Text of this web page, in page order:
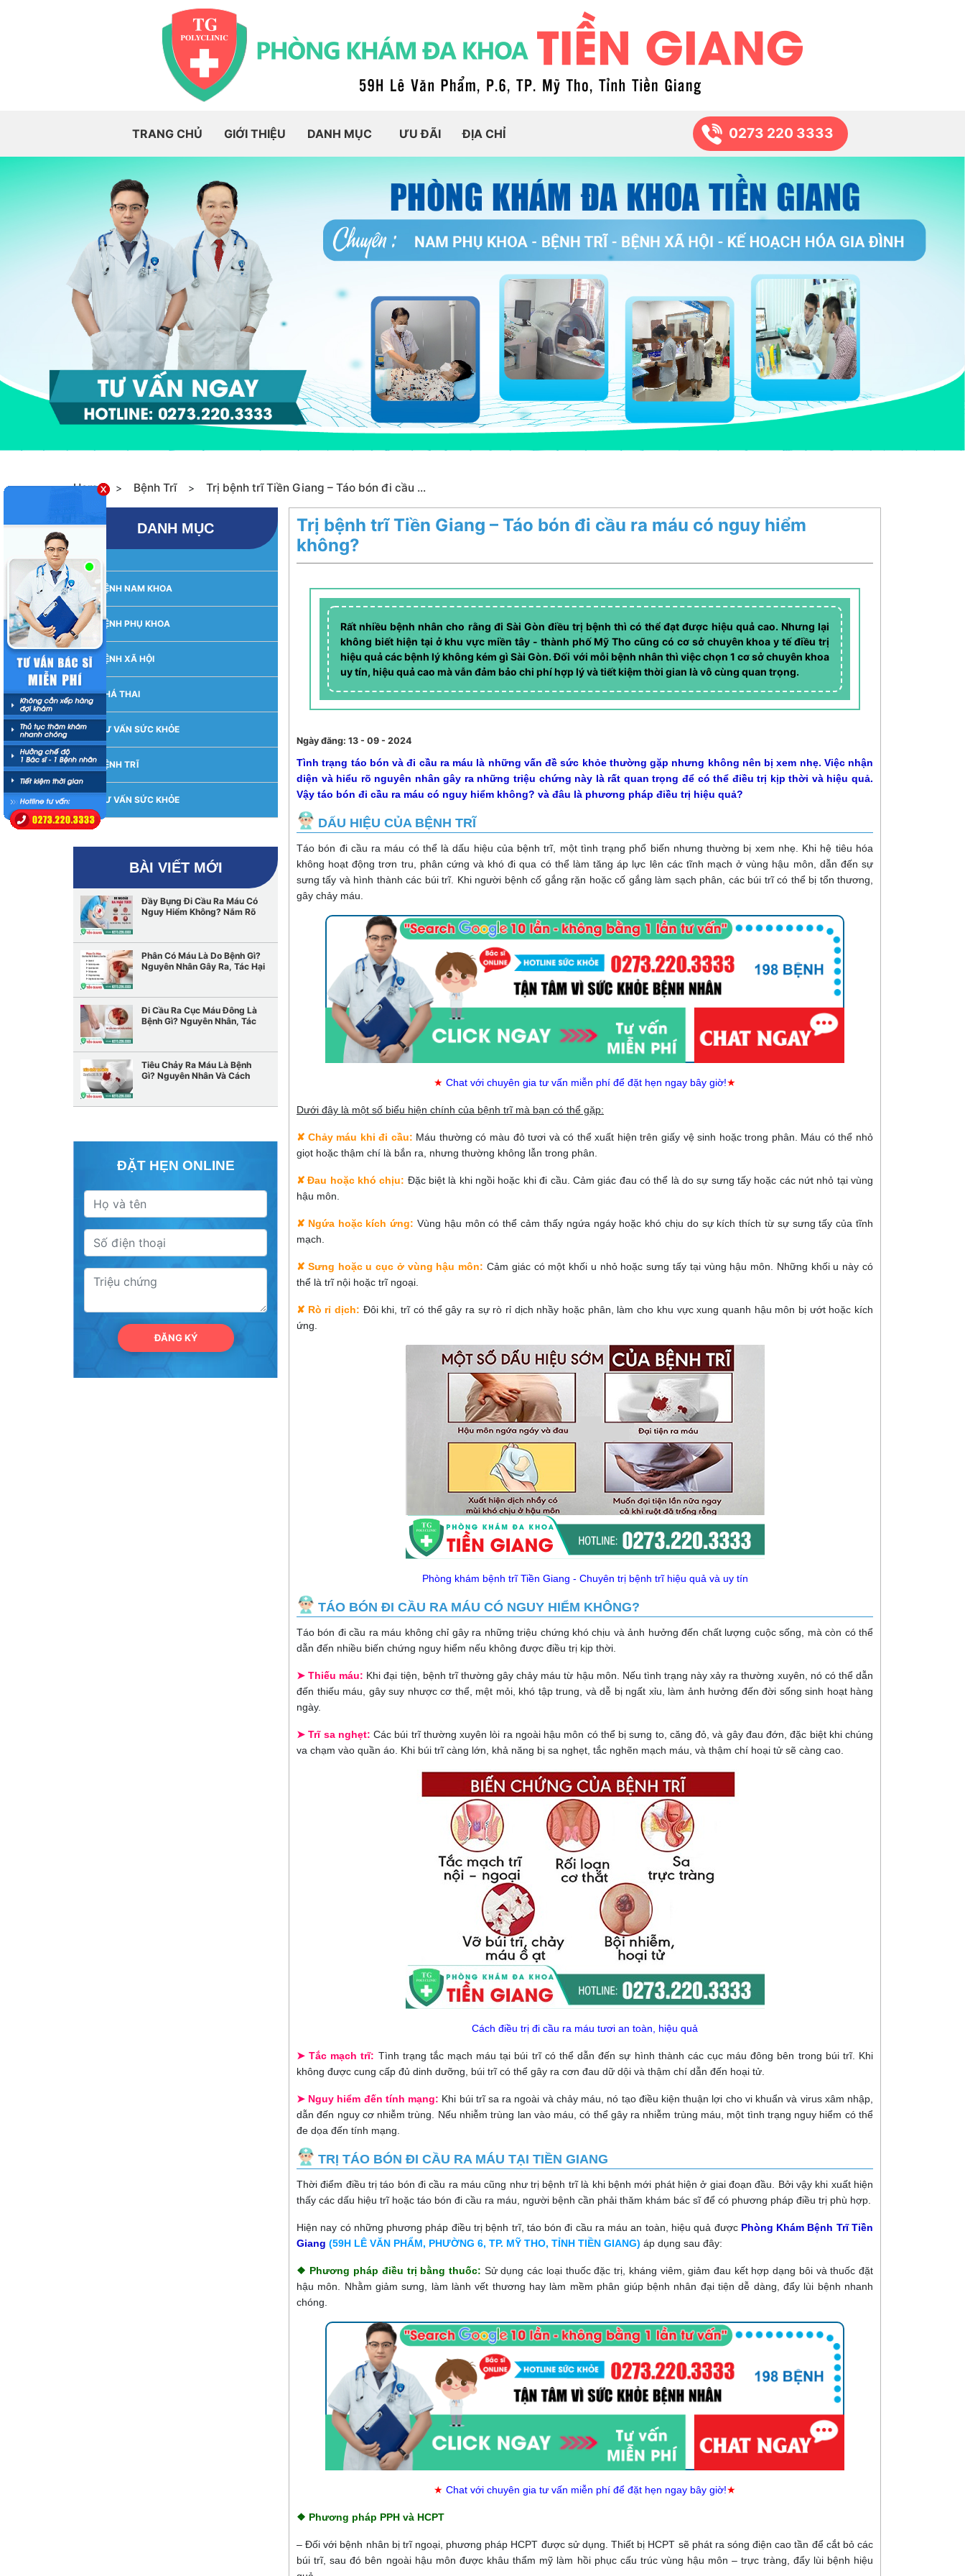
TRANG CHỦ GIỚI THIỆU DANH MỤC ƯU ĐÃI ĐỊA CHỈ 0273 220 3333
Home > Bệnh Trĩ > Trị bệnh trĩ Tiền Giang – Táo bón đi cầu ...
DANH MỤC
BỆNH NAM KHOA
BỆNH PHỤ KHOA
BỆNH XÃ HỘI
PHÁ THAI
TƯ VẤN SỨC KHỎE
BỆNH TRĨ
TƯ VẤN SỨC KHỎE
BÀI VIẾT MỚI
Đầy Bụng Đi Cầu Ra Máu Có
Nguy Hiểm Không? Nắm Rõ
Phân Có Máu Là Do Bệnh Gì?
Nguyên Nhân Gây Ra, Tác Hại
Đi Cầu Ra Cục Máu Đông Là
Bệnh Gì? Nguyên Nhân, Tác
Tiêu Chảy Ra Máu Là Bệnh
Gì? Nguyên Nhân Và Cách
ĐẶT HẸN ONLINE
ĐĂNG KÝ
Trị bệnh trĩ Tiền Giang – Táo bón đi cầu ra máu có nguy hiểm
không?
Rất nhiều bệnh nhân cho rằng đi Sài Gòn điều trị bệnh thì có thể đạt được hiệu quả cao. Nhưng lại
không biết hiện tại ở khu vực miền tây - thành phố Mỹ Tho cũng có cơ sở chuyên khoa y tế điều trị
hiệu quả các bệnh lý không kém gì Sài Gòn. Đối với mỗi bệnh nhân thì việc chọn 1 cơ sở chuyên khoa
uy tín, hiệu quả cao mà vẫn đảm bảo chi phí hợp lý và tiết kiệm thời gian là vô cùng quan trọng.
Ngày đăng: 13 - 09 - 2024
Tình trạng táo bón và đi cầu ra máu là những vấn đề sức khỏe thường gặp nhưng không nên bị xem nhẹ. Việc nhận
diện và hiểu rõ nguyên nhân gây ra những triệu chứng này là rất quan trọng để có thể điều trị kịp thời và hiệu quả.
Vậy táo bón đi cầu ra máu có nguy hiểm không? và đâu là phương pháp điều trị hiệu quả?
DẤU HIỆU CỦA BỆNH TRĨ
Táo bón đi cầu ra máu có thể là dấu hiệu của bệnh trĩ, một tình trạng phổ biến nhưng thường bị xem nhẹ. Khi hệ tiêu hóa
không hoạt động trơn tru, phân cứng và khó đi qua có thể làm tăng áp lực lên các tĩnh mạch ở vùng hậu môn, dẫn đến sự
sưng tấy và hình thành các búi trĩ. Khi người bệnh cố gắng rặn hoặc cố gắng làm sạch phân, các búi trĩ có thể bị tổn thương,
gây chảy máu.
★ Chat với chuyên gia tư vấn miễn phí để đặt hẹn ngay bây giờ!★
Dưới đây là một số biểu hiện chính của bệnh trĩ mà bạn có thể gặp:
✘ Chảy máu khi đi cầu: Máu thường có màu đỏ tươi và có thể xuất hiện trên giấy vệ sinh hoặc trong phân. Máu có thể nhỏ
giọt hoặc thậm chí là bắn ra, nhưng thường không lẫn trong phân.
✘Đau hoặc khó chịu: Đặc biệt là khi ngồi hoặc khi đi cầu. Cảm giác đau có thể là do sự sưng tấy hoặc các nứt nhỏ tại vùng
hậu môn.
✘ Ngứa hoặc kích ứng:Vùng hậu môn có thể cảm thấy ngứa ngáy hoặc khó chịu do sự kích thích từ sự sưng tấy của tĩnh
mạch.
✘ Sưng hoặc u cục ở vùng hậu môn:Cảm giác có một khối u nhỏ hoặc sưng tấy tại vùng hậu môn. Những khối u này có
thể là trĩ nội hoặc trĩ ngoại.
✘ Rò rỉ dịch: Đôi khi, trĩ có thể gây ra sự rò rỉ dịch nhầy hoặc phân, làm cho khu vực xung quanh hậu môn bị ướt hoặc kích
ứng.
Phòng khám bệnh trĩ Tiền Giang - Chuyên trị bệnh trĩ hiệu quả và uy tín
TÁO BÓN ĐI CẦU RA MÁU CÓ NGUY HIỂM KHÔNG?
Táo bón đi cầu ra máu không chỉ gây ra những triệu chứng khó chịu và ảnh hưởng đến chất lượng cuộc sống, mà còn có thể
dẫn đến nhiều biến chứng nguy hiểm nếu không được điều trị kịp thời.
➤ Thiếu máu: Khi đại tiện, bệnh trĩ thường gây chảy máu từ hậu môn. Nếu tình trạng này xảy ra thường xuyên, nó có thể dẫn
đến thiếu máu, gây suy nhược cơ thể, mệt mỏi, khó tập trung, và dễ bị ngất xỉu, làm ảnh hưởng đến đời sống sinh hoạt hàng
ngày.
➤ Trĩ sa nghẹt: Các búi trĩ thường xuyên lòi ra ngoài hậu môn có thể bị sưng to, căng đỏ, và gây đau đớn, đặc biệt khi chúng
va chạm vào quần áo. Khi búi trĩ càng lớn, khả năng bị sa nghẹt, tắc nghẽn mạch máu, và thậm chí hoại tử sẽ càng cao.
Cách điều trị đi cầu ra máu tươi an toàn, hiệu quả
➤ Tắc mạch trĩ: Tình trạng tắc mạch máu tại búi trĩ có thể dẫn đến sự hình thành các cục máu đông bên trong búi trĩ. Khi
không được cung cấp đủ dinh dưỡng, búi trĩ có thể gây ra cơn đau dữ dội và thậm chí dẫn đến hoại tử.
➤ Nguy hiểm đến tính mạng: Khi búi trĩ sa ra ngoài và chảy máu, nó tạo điều kiện thuận lợi cho vi khuẩn và virus xâm nhập,
dẫn đến nguy cơ nhiễm trùng. Nếu nhiễm trùng lan vào máu, có thể gây ra nhiễm trùng máu, một tình trạng nguy hiểm có thể
đe dọa đến tính mạng.
TRỊ TÁO BÓN ĐI CẦU RA MÁU TẠI TIỀN GIANG
Thời điểm điều trị táo bón đi cầu ra máu cũng như trị bệnh trĩ là khi bệnh mới phát hiện ở giai đoạn đầu. Bởi vậy khi xuất hiện
thấy các dấu hiệu trĩ hoặc táo bón đi cầu ra máu, người bệnh cần phải thăm khám bác sĩ để có phương pháp điều trị phù hợp.
Hiện nay có những phương pháp điều trị bệnh trĩ, táo bón đi cầu ra máu an toàn, hiệu quả được Phòng Khám Bệnh Trĩ Tiền
Giang (59H LÊ VĂN PHẨM, PHƯỜNG 6, TP. MỸ THO, TỈNH TIỀN GIANG) áp dụng sau đây:
❖ Phương pháp điều trị bằng thuốc: Sử dụng các loại thuốc đặc trị, kháng viêm, giảm đau kết hợp dạng bôi và thuốc đặt
hậu môn. Nhằm giảm sưng, làm lành vết thương hay làm mềm phân giúp bệnh nhân đại tiện dễ dàng, đẩy lùi bệnh nhanh
chóng.
★ Chat với chuyên gia tư vấn miễn phí để đặt hẹn ngay bây giờ!★
❖ Phương pháp PPH và HCPT
– Đối với bệnh nhân bị trĩ ngoại, phương pháp HCPT được sử dụng. Thiết bị HCPT sẽ phát ra sóng điện cao tần để cắt bỏ các
búi trĩ, sau đó bên ngoài hậu môn được khâu thẩm mỹ làm hồi phục cấu trúc vùng hậu môn – trực tràng, đẩy lùi bệnh hiệu